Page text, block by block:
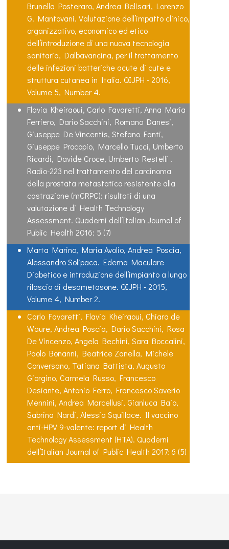
Brunella Posteraro, Andrea Belisari, Lorenzo
G. Mantovani. Valutazione dell’impatto clinico,
organizzativo, economico ed etico
dell’introduzione di una nuova tecnologia
sanitaria, Dalbavancina, per il trattamento
delle infezioni batteriche acute di cute e
struttura cutanea in Italia. QIJPH - 2016,
Volume 5, Number 4.
Flavia Kheiraoui, Carlo Favaretti, Anna Maria
Ferriero, Dario Sacchini, Romano Danesi,
Giuseppe De Vincentis, Stefano Fanti,
Giuseppe Procopio, Marcello Tucci, Umberto
Ricardi, Davide Croce, Umberto Restelli .
Radio-223 nel trattamento del carcinoma
della prostata metastatico resistente alla
castrazione (mCRPC): risultati di una
valutazione di Health Technology
Assessment. Quaderni dell’Italian Journal of
Public Health 2016: 5 (7)
Marta Marino, Maria Avolio, Andrea Poscia,
Alessandro Solipaca. Edema Maculare
Diabetico e introduzione dell’impianto a lungo
rilascio di desametasone. QIJPH - 2015,
Volume 4, Number 2.
Carlo Favaretti, Flavia Kheiraoui, Chiara de
Waure, Andrea Poscia, Dario Sacchini, Rosa
De Vincenzo, Angela Bechini, Sara Boccalini,
Paolo Bonanni, Beatrice Zanella, Michele
Conversano, Tatiana Battista, Augusto
Giorgino, Carmela Russo, Francesco
Desiante, Antonio Ferro, Francesco Saverio
Mennini, Andrea Marcellusi, Gianluca Baio,
Sabrina Nardi, Alessia Squillace. Il vaccino
anti-HPV 9-valente: report di Health
Technology Assessment (HTA). Quaderni
dell’Italian Journal of Public Health 2017: 6 (5)